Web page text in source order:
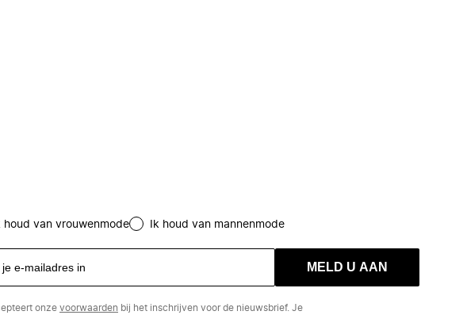
houd van vrouwenmode Ik houd van mannenmode
MELD U AAN
onze voorwaarden bij het inschrijven voor de nieuwsbrief. Je